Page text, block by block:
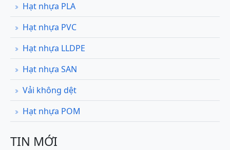
Hạt nhựa PLA
Hạt nhựa PVC
Hạt nhựa LLDPE
Hạt nhựa SAN
Vải không dệt
Hạt nhựa POM
TIN MỚI